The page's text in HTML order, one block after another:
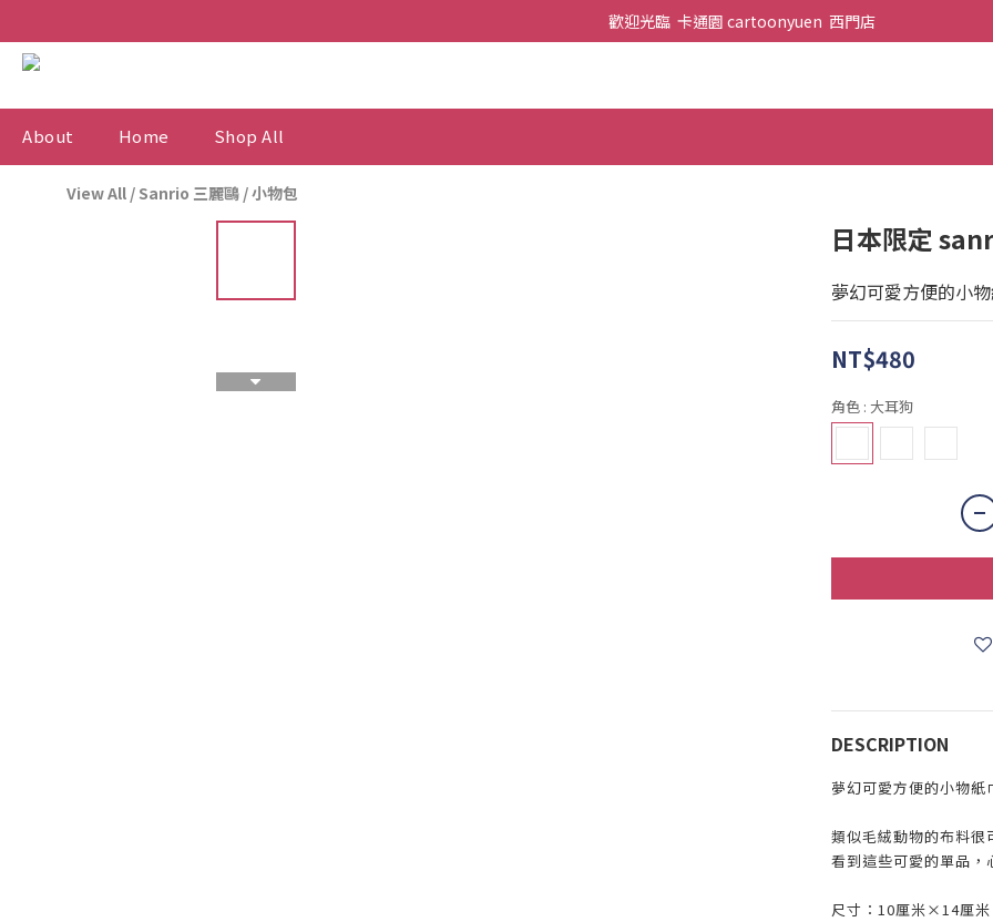
歡迎光臨  卡通園 cartoonyuen  西門店
About Home Shop All
View All / Sanrio 三麗鷗 /小物包
日本限定
夢幻可愛方便的小
NT$480
角色 : 大耳狗
DESCRIPTION
夢幻可愛方便的小物紙
類似毛絨動物的布料
看到這些可愛的單品，
尺寸：10厘米×14厘